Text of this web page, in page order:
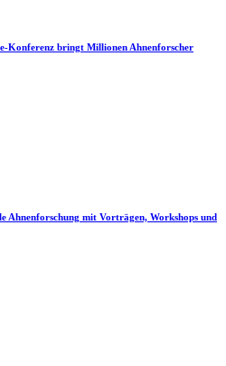
Konferenz bringt Millionen Ahnenforscher
Ahnenforschung mit Vorträgen, Workshops und